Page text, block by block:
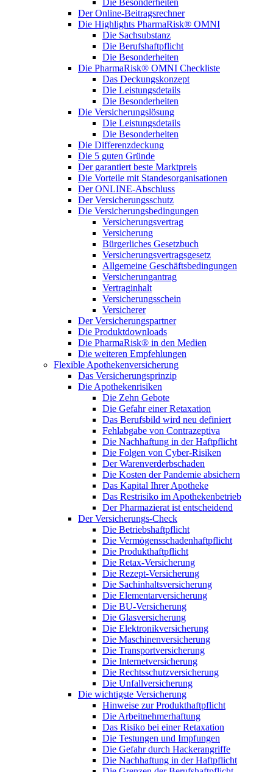
Die Besonderheiten
Der Online-Beitragsrechner
Die Highlights PharmaRisk® OMNI
Die Sachsubstanz
Die Berufshaftpflicht
Die Besonderheiten
Die PharmaRisk® OMNI Checkliste
Das Deckungskonzept
Die Leistungsdetails
Die Besonderheiten
Die Versicherungslösung
Die Leistungsdetails
Die Besonderheiten
Die Differenzdeckung
Die 5 guten Gründe
Der garantiert beste Marktpreis
Die Vorteile mit Standesorganisationen
Der ONLINE-Abschluss
Der Versicherungsschutz
Die Versicherungsbedingungen
Versicherungsvertrag
Versicherung
Bürgerliches Gesetzbuch
Versicherungsvertragsgesetz
Allgemeine Geschäftsbedingungen
Versicherungantrag
Vertraginhalt
Versicherungsschein
Versicherer
Der Versicherungspartner
Die Produktdownloads
Die PharmaRisk® in den Medien
Die weiteren Empfehlungen
Flexible Apothekenversicherung
Das Versicherungsprinzip
Die Apothekenrisiken
Die Zehn Gebote
Die Gefahr einer Retaxation
Das Berufsbild wird neu definiert
Fehlabgabe von Contrazeptiva
Die Nachhaftung in der Haftpflicht
Die Folgen von Cyber-Risiken
Der Warenverderbschaden
Die Kosten der Pandemie absichern
Das Kapital Ihrer Apotheke
Das Restrisiko im Apothekenbetrieb
Der Pharmazierat ist entscheidend
Der Versicherungs-Check
Die Betriebshaftpflicht
Die Vermögensschadenhaftpflicht
Die Produkthaftpflicht
Die Retax-Versicherung
Die Rezept-Versicherung
Die Sachinhaltsversicherung
Die Elementarversicherung
Die BU-Versicherung
Die Glasversicherung
Die Elektronikversicherung
Die Maschinenversicherung
Die Transportversicherung
Die Internetversicherung
Die Rechtsschutzversicherung
Die Unfallversicherung
Die wichtigste Versicherung
Hinweise zur Produkthaftpflicht
Die Arbeitnehmerhaftung
Das Risiko bei einer Retaxation
Die Testungen und Impfungen
Die Gefahr durch Hackerangriffe
Die Nachhaftung in der Haftpflicht